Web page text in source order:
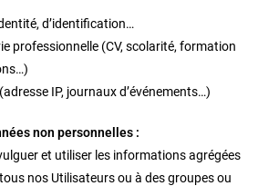
d’identification…
professionnelle (CV, scolarité, formation
IP, journaux d’événements…)
non personnelles :
et utiliser les informations agrégées
nos Utilisateurs ou à des groupes ou